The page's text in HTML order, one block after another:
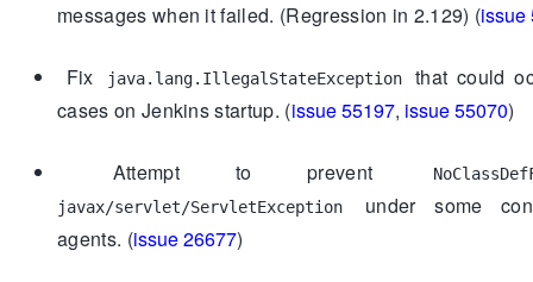
messages when it failed. (Regression in 2.129) (issue
Fix java.lang.IllegalStateException
that could
cases on Jenkins startup. (issue 55197, issue 55070)
Attempt to prevent
javax/servlet/ServletException
under some
agents. (issue 26677)